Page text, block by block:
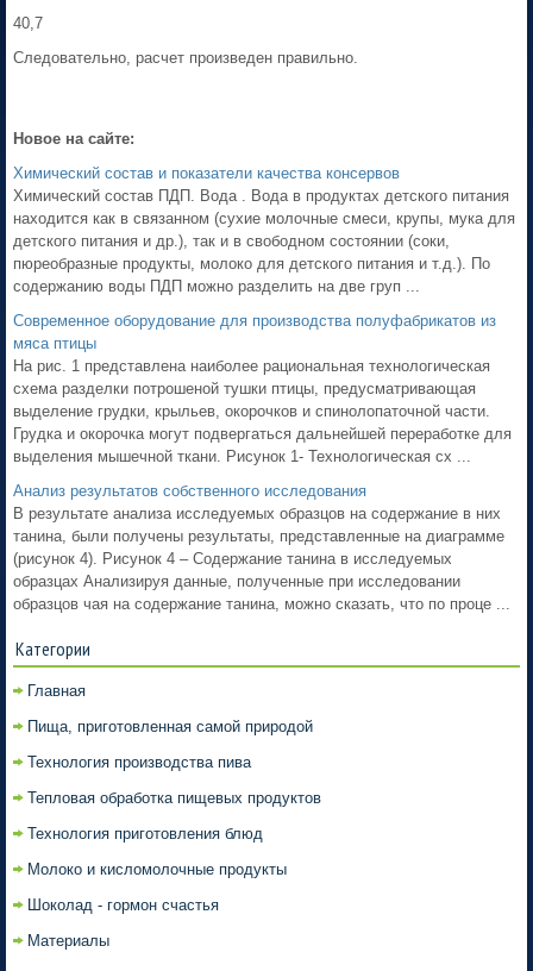
40,7
Следовательно, расчет произведен правильно.
Новое на сайте:
Химический состав и показатели качества консервов
Химический состав ПДП. Вода . Вода в продуктах детского питания
находится как в связанном (сухие молочные смеси, крупы, мука для
детского питания и др.), так и в свободном состоянии (соки,
пюреобразные продукты, молоко для детского питания и т.д.). По
содержанию воды ПДП можно разделить на две груп ...
Современное оборудование для производства полуфабрикатов из
мяса птицы
На рис. 1 представлена наиболее рациональная технологическая
схема разделки потрошеной тушки птицы, предусматривающая
выделение грудки, крыльев, окорочков и спинолопаточной части.
Грудка и окорочка могут подвергаться дальнейшей переработке для
выделения мышечной ткани. Рисунок 1- Технологическая сх ...
Анализ результатов собственного исследования
В результате анализа исследуемых образцов на содержание в них
танина, были получены результаты, представленные на диаграмме
(рисунок 4). Рисунок 4 – Содержание танина в исследуемых
образцах Анализируя данные, полученные при исследовании
образцов чая на содержание танина, можно сказать, что по проце ...
Категории
Главная
Пища, приготовленная самой природой
Технология производства пива
Тепловая обработка пищевых продуктов
Технология приготовления блюд
Молоко и кисломолочные продукты
Шоколад - гормон счастья
Материалы